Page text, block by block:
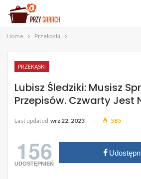
Home Przekąski
PRZEKĄSKI
Lubisz Śledziki: Musisz
Przepisów. Czwarty Jest
Last updated wrz 22, 2023 585
156
UDOSTĘPNIEŃ